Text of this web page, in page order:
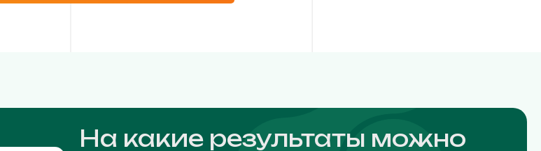
На какие результаты можно